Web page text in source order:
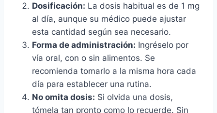
Dosificación: La dosis habitual es de 1 mg
al día, aunque su médico puede ajustar
esta cantidad según sea necesario.
Forma de administración: Ingréselo por
vía oral, con o sin alimentos. Se
recomienda tomarlo a la misma hora cada
día para establecer una rutina.
No omita dosis: Si olvida una dosis,
tómela tan pronto como lo recuerde. Sin